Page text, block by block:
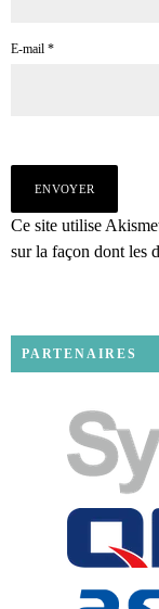
E-mail *
Ce site utilise
sur la façon dont les
PARTENAIRES